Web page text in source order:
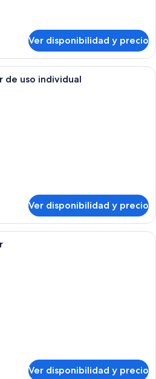
Ver disponibilidad y precio
Una habitación acogedora con una
de uso individual
Ver disponibilidad y precio
Una habitación acogedora con una
Ver disponibilidad y precio